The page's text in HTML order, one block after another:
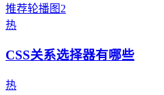
推荐轮播图2
热
CSS关系选择器有哪些
热